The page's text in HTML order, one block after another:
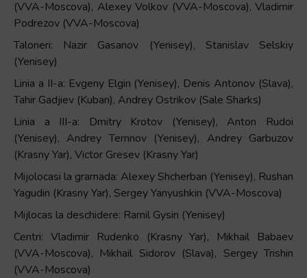
(VVA-Moscova), Alexey Volkov (VVA-Moscova), Vladimir
Podrezov (VVA-Moscova)
Taloneri: Nazir Gasanov (Yenisey), Stanislav Selskiy
(Yenisey)
Linia a II-a: Evgeny Elgin (Yenisey), Denis Antonov (Slava),
Tahir Gadjiev (Kuban), Andrey Ostrikov (Sale Sharks)
Linia a III-a: Dmitry Krotov (Yenisey), Anton Rudoi
(Yenisey), Andrey Temnov (Yenisey), Andrey Garbuzov
(Krasny Yar), Victor Gresev (Krasny Yar)
Mijolocasi la gramada: Alexey Shcherban (Yenisey), Rushan
Yagudin (Krasny Yar), Sergey Yanyushkin (VVA-Moscova)
Mijlocas la deschidere: Ramil Gysin (Yenisey)
Centri: Vladimir Rudenko (Krasny Yar), Mikhail Babaev
(VVA-Moscova), Mikhail Sidorov (Slava), Sergey Trishin
(VVA-Moscova)